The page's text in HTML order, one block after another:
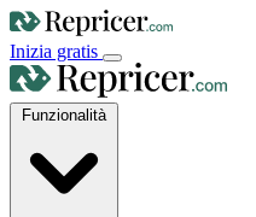
Inizia gratis
Funzionalità